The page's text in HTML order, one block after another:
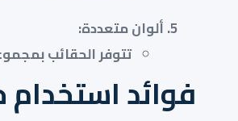
ألوان متعددة:
تتوفر الحقائب
فوائد استخدام